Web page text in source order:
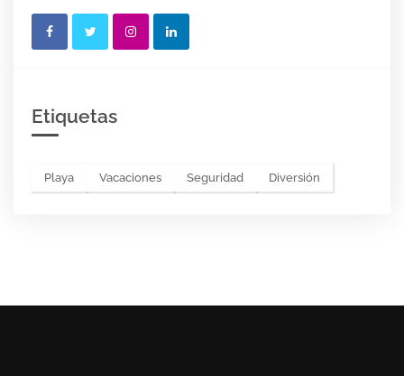
Etiquetas
Playa Vacaciones Seguridad Diversión